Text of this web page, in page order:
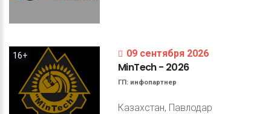
16+ 09 сентября 2026
MinTech- 2026
ГП: инфопартнер
Казахстан, Павлодар